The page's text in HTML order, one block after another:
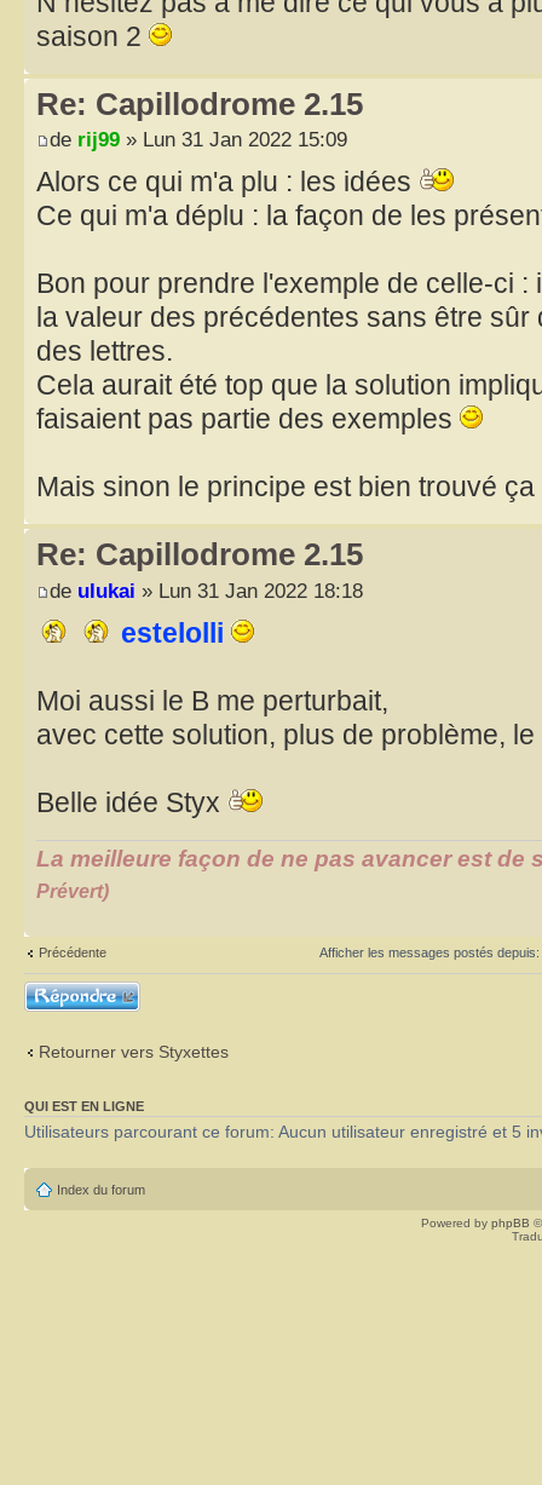
saison 2
Re: Capillodrome 2.15
de rij99 » Lun 31 Jan 2022 15:09
Alors ce qui m'a plu : les idées
Ce qui m'a déplu : la façon de les
Bon pour prendre l'exemple de celle-ci
la valeur des précédentes sans être
des lettres.
Cela aurait été top que la solution
faisaient pas partie des exemples
Mais sinon le principe est bien trouvé
Re: Capillodrome 2.15
de ulukai » Lun 31 Jan 2022 18:18
estelolli
Moi aussi le B me perturbait,
avec cette solution, plus de problème,
Belle idée Styx
La meilleure façon de ne pas avancer est de
Prévert)
Précédente Afficher les messages postés depuis:
Répondre
Retourner vers Styxettes
QUI EST EN LIGNE
Utilisateurs parcourant ce forum: Aucun utilisateur enregistré et 5
Index du forum
Powered by phpBB